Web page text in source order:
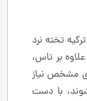
تخته نرد
بر تاس،
مشخص نیاز
با دست